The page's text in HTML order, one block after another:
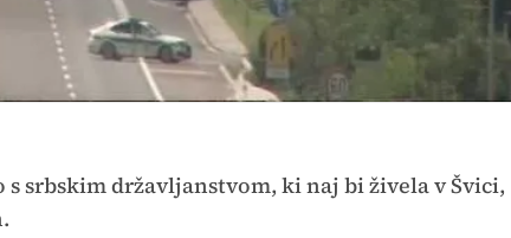
srbskim državljanstvom, ki naj bi živela v Švici,